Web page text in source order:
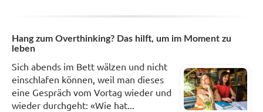
Hang zum Overthinking? Das hilft, um im Moment zu
leben
Sich abends im Bett wälzen und nicht
einschlafen können, weil man dieses
eine Gespräch vom Vortag wieder und
wieder durchgeht: «Wie hat...